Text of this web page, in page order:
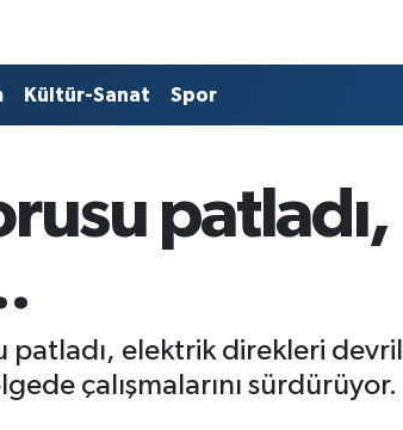
Kültür-Sanat Spor
elektrik direkleri
çalışmalarını sürdürüyor.